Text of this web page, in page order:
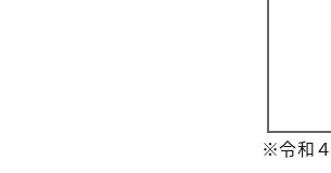
※令和